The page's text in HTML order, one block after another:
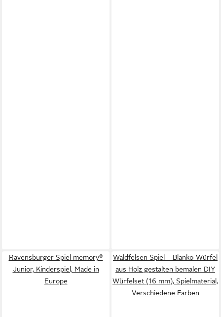
Ravensburger Spiel memory®
Junior, Kinderspiel, Made in
Europe
Waldfelsen Spiel – Blanko-Würfel
aus Holz gestalten bemalen DIY
Würfelset (16 mm), Spielmaterial,
Verschiedene Farben